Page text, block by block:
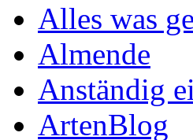
Alles was
Almende
Anständig
ArtenBlog